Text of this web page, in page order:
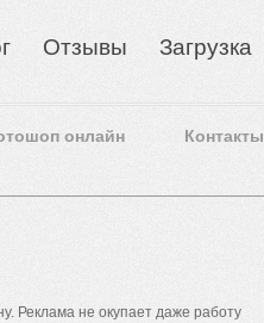
Отзывы Загрузка
онлайн Контакты
Реклама не окупает даже работу